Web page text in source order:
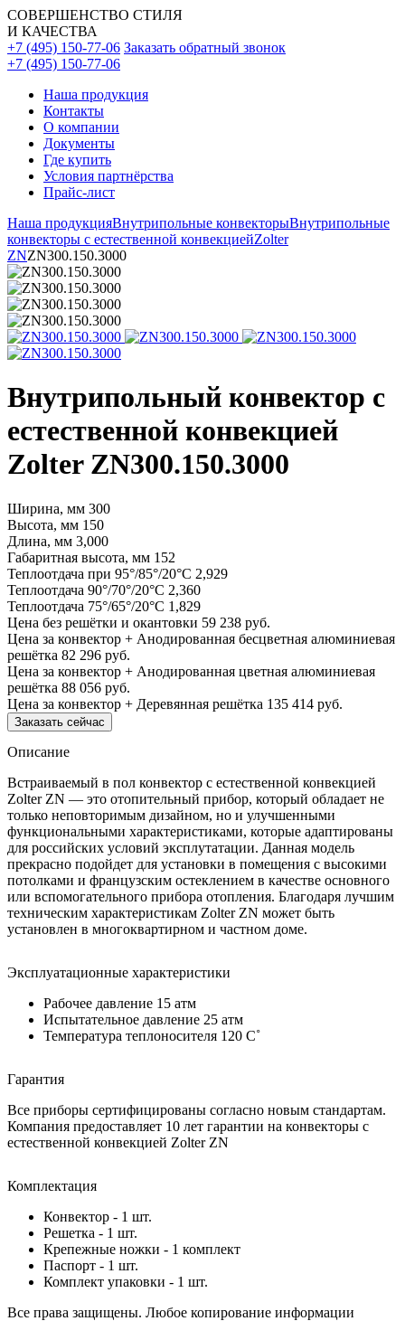
СОВЕРШЕНСТВО СТИЛЯ
И КАЧЕСТВА
+7 (495) 150-77-06 Заказать обратный звонок
+7 (495) 150-77-06
Наша продукция
Контакты
О компании
Документы
Где купить
Условия партнёрства
Прайс-лист
Наша продукцияВнутрипольные конвекторыВнутрипольные
конвекторы с естественной конвекциейZolter
ZNZN300.150.3000
Внутрипольный конвектор с
естественной конвекцией
Zolter ZN300.150.3000
Ширина, мм 300
Высота, мм 150
Длина, мм 3,000
Габаритная высота, мм 152
Теплоотдача при 95°/85°/20°С 2,929
Теплоотдача 90°/70°/20°С 2,360
Теплоотдача 75°/65°/20°С 1,829
Цена без решётки и окантовки 59 238 руб.
Цена за конвектор + Анодированная бесцветная алюминиевая
решётка 82 296 руб.
Цена за конвектор + Анодированная цветная алюминиевая
решётка 88 056 руб.
Цена за конвектор + Деревянная решётка 135 414 руб.
Заказать сейчас
Описание
Встраиваемый в пол конвектор с естественной конвекцией
Zolter ZN — это отопительный прибор, который обладает не
только неповторимым дизайном, но и улучшенными
функциональными характеристиками, которые адаптированы
для российских условий эксплутатации. Данная модель
прекрасно подойдет для установки в помещения с высокими
потолками и французским остеклением в качестве основного
или вспомогательного прибора отопления. Благодаря лучшим
техническим характеристикам Zolter ZN может быть
установлен в многоквартирном и частном доме.
Эксплуатационные характеристики
Рабочее давление 15 атм
Испытательное давление 25 атм
Температура теплоносителя 120 C˚
Гарантия
Все приборы сертифицированы согласно новым стандартам.
Компания предоставляет 10 лет гарантии на конвекторы с
естественной конвекцией Zolter ZN
Комплектация
Конвектор - 1 шт.
Решетка - 1 шт.
Крепежные ножки - 1 комплект
Паспорт - 1 шт.
Комплект упаковки - 1 шт.
Все права защищены. Любое копирование информации